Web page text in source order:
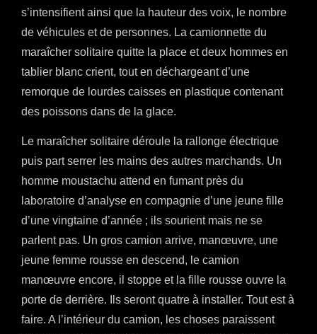
s’intensifient ainsi que la hauteur des voix, le nombre
de véhicules et de personnes. La camionnette du
maraîcher solitaire quitte la place et deux hommes en
tablier blanc crient, tout en déchargeant d’une
remorque de lourdes caisses en plastique contenant
des poissons dans de la glace.
Le maraîcher solitaire déroule la rallonge électrique
puis part serrer les mains des autres marchands. Un
homme moustachu attend en fumant près du
laboratoire d’analyse en compagnie d’une jeune fille
d’une vingtaine d’année ; ils sourient mais ne se
parlent pas. Un gros camion arrive, manœuvre, une
jeune femme rousse en descend, le camion
manœuvre encore, il stoppe et la fille rousse ouvre la
porte de derrière. Ils seront quatre à installer. Tout est à
faire. A l’intérieur du camion, les choses paraissent